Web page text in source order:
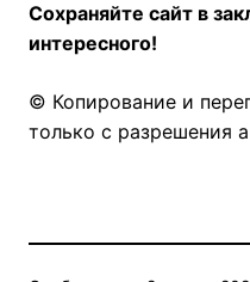
Сохраняйте сайт в
интересного!
© Копирование и
только с разрешения